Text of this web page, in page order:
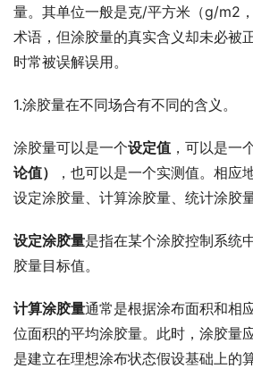
量。其单位一般是克/平方米（g/m2
术语，但涂胶量的真实含义却未必被
时常被误解误用。
1.涂胶量在不同场合有不同的含义。
涂胶量可以是一个设定值 ，可以是一
论值）
，也可以是一个实测值。相应
设定涂胶量、计算涂胶量、统计涂胶
设定涂胶量是指在某个涂胶控制系统
胶量目标值。
计算涂胶量通常是根据涂布面积和相
位面积的平均涂胶量。此时，涂胶量
是建立在理想涂布状态假设基础上的